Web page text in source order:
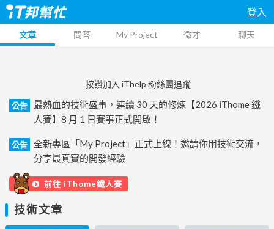
登入
文章 問答 My Project 徵才 聊天
按讚加入 iThelp 粉絲團追蹤
公告
最熱血的技術盛事，連續 30 天的修煉【2026 iThome 鐵
人賽】8 月 1 日賽事正式開啟！
公告
全新專區「My Project」正式上線！邀請你用技術交流，
分享最真實的開發經驗
前往 iThome鐵人賽
技術文章